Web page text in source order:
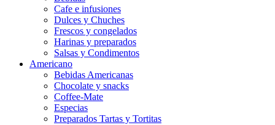
Cafe e infusiones
Dulces y Chuches
Frescos y congelados
Harinas y preparados
Salsas y Condimentos
Americano
Bebidas Americanas
Chocolate y snacks
Coffee-Mate
Especias
Preparados Tartas y Tortitas